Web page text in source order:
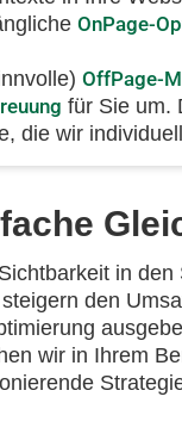
OnPage-
OffPage-
für Sie um.
die wir
in
den
wir in Ihrem